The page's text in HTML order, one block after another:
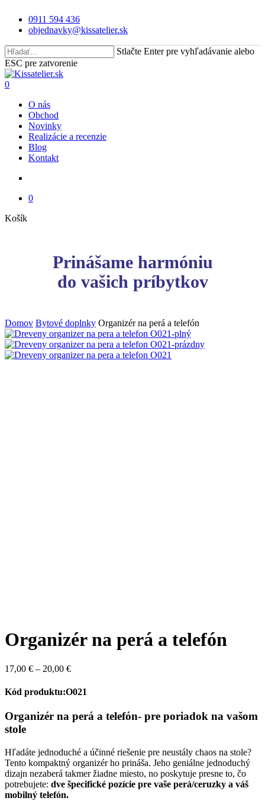
main
0911 594 436
objednavky@kissatelier.sk
Stlačte Enter pre vyhľadávanie alebo
ESC pre zatvorenie
Close
Search
search
0
O nás
Obchod
Novinky
Realizácie a recenzie
Blog
Kontakt
0
KošíkClose
Prinášame harmóniu
do vašich príbytkov
Domov Bytové doplnky Organizér na perá a telefón
Organizér na perá a telefón
17,00 € – 20,00 €Price
17,00 €
20,00 €
Kód produktu:O021
Organizér na perá a telefón- pre poriadok na vašom
stole
Hľadáte jednoduché a účinné riešenie pre neustály chaos na stole?
Tento kompaktný organizér ho prináša. Jeho geniálne jednoduchý
dizajn nezaberá takmer žiadne miesto, no poskytuje presne to, čo
potrebujete: dve špecifické pozície pre vaše perá/ceruzky a váš
mobilný telefón.